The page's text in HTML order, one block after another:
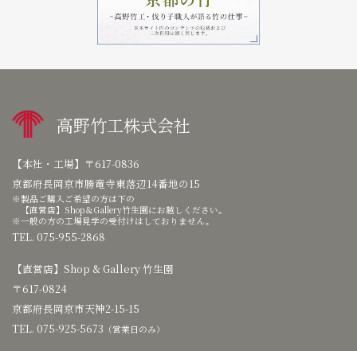
高野竹工株式会社
【本社・工場】 〒617-0836
京都府長岡京市勝竜寺東落辺14番地の15
製品ご購入ご希望の方は下の
【直営店】Shop＆Gallery竹生園にお越しください。
一般の方の工場見学の受付けはしておりません。
TEL. 075-955-2868
【直営店】 Shop & Gallery 竹生園
〒617-0824
京都府長岡京市天神2-15-15
TEL. 075-925-5673 （営業日のみ）